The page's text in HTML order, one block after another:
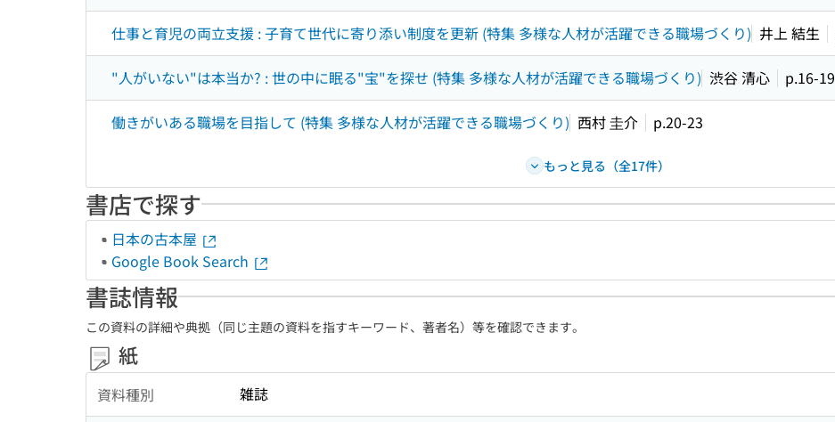
仕事と育児の両立支援 : 子育て世代に寄り添い制度を更新 (特集 多様な人材が活躍できる職場づくり) 井上 結生
"人がいない"は本当か? : 世の中に眠る"宝"を探せ (特集 多様な人材が活躍できる職場づくり) 渋谷 清心 p.16-19
働きがいある職場を目指して (特集 多様な人材が活躍できる職場づくり) 西村 圭介 p.20-23
もっと見る（全17件）
書店で探す
日本の古本屋
Google Book Search
書誌情報
この資料の詳細や典拠（同じ主題の資料を指すキーワード、著者名）等を確認できます。
紙
資料種別 雑誌